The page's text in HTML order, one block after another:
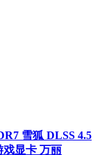
雪狐 DLSS 4.5
戏显卡 万丽